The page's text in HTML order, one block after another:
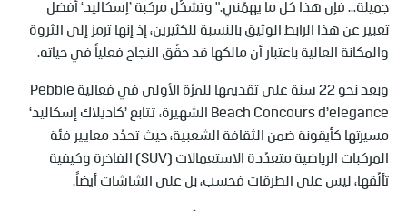
جميلة... فإن هذا كل ما يهمّني." وتشكّل مركبة ’إسكاليد‘ أفضل
تعبير عن هذا الرابط الوثيق بالنسبة للكثيرين، إذ إنها ترمز إلى الثروة
والمكانة العالية باعتبار أن مالكها قد حقّق النجاح فعلياً في حياته.
وبعد نحو 22 سنة على تقديمها للمرّة الأولى في فعالية Pebble
Beach Concours d’elegance الشهيرة، تتابع ’كاديلاك إسكاليد‘
مسيرتها كأيقونة ضمن الثقافة الشعبية، حيث تحدّد معايير فئة
المركبات الرياضية متعدّدة الاستعمالات (SUV) الفاخرة وكيفية
تألّقها، ليس على الطرقات فحسب، بل على الشاشات أيضاً.